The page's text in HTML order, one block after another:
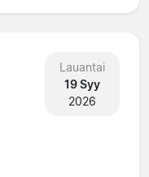
Lauantai
19 Syy
2026